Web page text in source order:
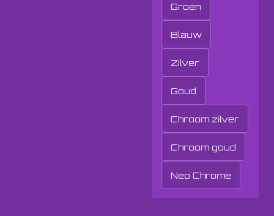
Groen
Blauw
Zilver
Goud
Chroom zilver
Chroom goud
Neo Chrome